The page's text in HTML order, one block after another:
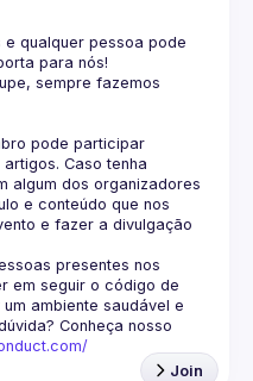
qualquer pessoa pode
para nós!
sempre fazemos
pode participar
Caso tenha
algum dos organizadores
e conteúdo que nos
e fazer a divulgação
presentes nos
em seguir o código de
ambiente saudável e
Conheça nosso
Join